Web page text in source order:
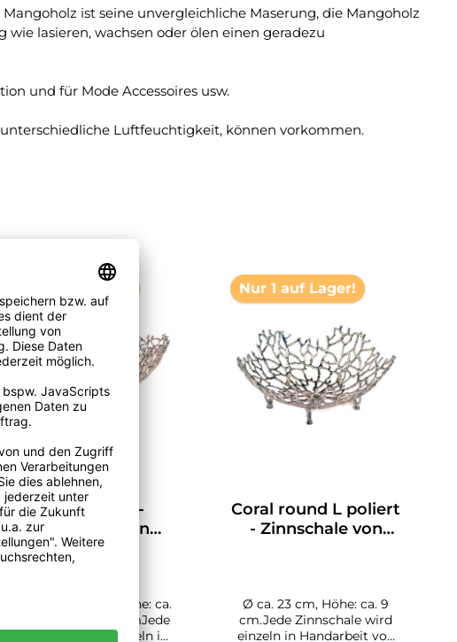
ist seine unvergleichliche Maserung, die Mangoholz
lasieren, wachsen oder ölen einen geradezu
und für Mode Accessoires usw.
Luftfeuchtigkeit, können vorkommen.
Coral Boat L -
Zinnschale von
LOYFAR
13 cm, Tiefe: ca. 19 cmJede
Zinnschale wird einzeln in
Nur 1 auf Lager!
Coral round L poliert
- Zinnschale von
Ø ca. 23 cm, Höhe: ca. 9
cm.Jede Zinnschale wird
einzeln in Handarbeit von